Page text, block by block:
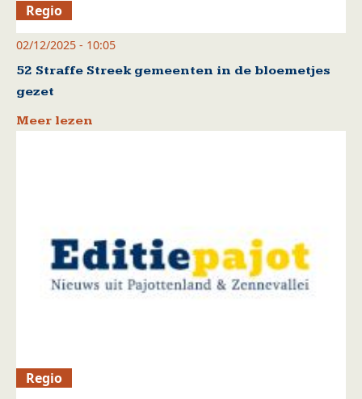
Regio
02/12/2025 - 10:05
52 Straffe Streek gemeenten in de bloemetjes
gezet
Meer lezen
Regio